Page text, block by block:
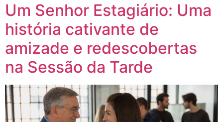
Um Senhor Estagiário: Uma
história cativante de
amizade e redescobertas
na Sessão da Tarde